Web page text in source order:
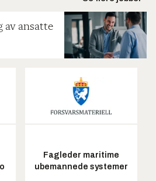
av ansatte
Fagleder maritime
ubemannede systemer